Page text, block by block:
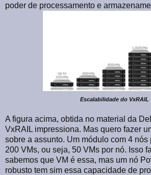
poder de processamento e
Escalabilidade do VxRAIL
A figura acima, obtida no material da
VxRAIL impressiona. Mas quero fazer
sobre a assunto. Um módulo com 4 nós
200 VMs, ou seja, 50 VMs por nó. Isso
sabemos que VM é essa, mas um nó
robusto tem sim essa capacidade de